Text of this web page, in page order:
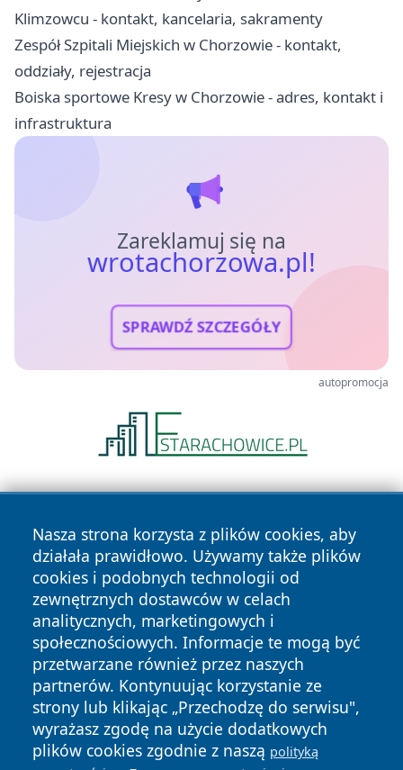
Klimzowcu - kontakt, kancelaria, sakramenty
Zespół Szpitali Miejskich w Chorzowie - kontakt,
oddziały, rejestracja
Boiska sportowe Kresy w Chorzowie - adres, kontakt i
infrastruktura
Zareklamuj się na
wrotachorzowa.pl!
SPRAWDŹ SZCZEGÓŁY
autopromocja
Nasza strona korzysta z plików cookies, aby
działała prawidłowo. Używamy także plików
cookies i podobnych technologii od
zewnętrznych dostawców w celach
analitycznych, marketingowych i
społecznościowych. Informacje te mogą być
przetwarzane również przez naszych
partnerów. Kontynuując korzystanie ze
strony lub klikając „Przechodzę do serwisu",
wyrażasz zgodę na użycie dodatkowych
plików cookies zgodnie z naszą polityką
Copyright © 2026 wrotachorzowa.pl Wszystkie prawa
zastrzeżone.
News Autorzy
Polityka
Prywatności
Polityka
Cookies